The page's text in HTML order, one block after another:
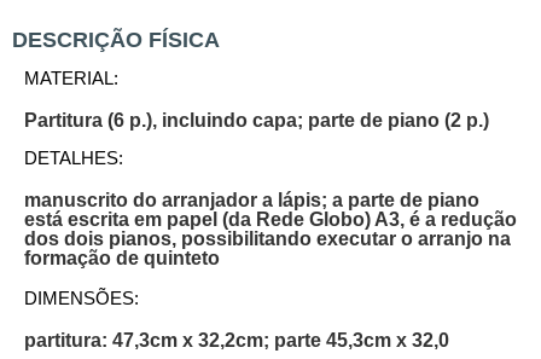
DESCRIÇÃO FÍSICA
MATERIAL:
Partitura (6 p.), incluindo capa; parte de piano (2 p.)
DETALHES:
manuscrito do arranjador a lápis; a parte de piano
está escrita em papel (da Rede Globo) A3, é a redução
dos dois pianos, possibilitando executar o arranjo na
formação de quinteto
DIMENSÕES:
partitura: 47,3cm x 32,2cm; parte 45,3cm x 32,0